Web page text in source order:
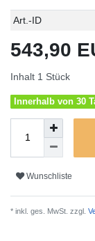
Technisches
Wert
Art.-ID
543,90
Inhalt 1 Stück
Innerhalb von 30
Wunschliste
* inkl. ges. MwSt. zzgl.